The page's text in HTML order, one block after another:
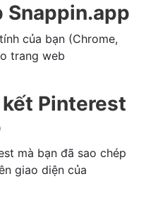
Snappin.app
của bạn (Chrome,
trang web
Pinterest
mà bạn đã sao chép
giao diện của